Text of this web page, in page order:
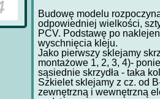
Budowę modelu
odpowiedniej wielkości,
PCV. Podstawę po
wyschnięcia kleju.
Jako pierwszy sklejamy
montażowe 1, 2, 3, 4)-
sąsiednie skrzydła - taka
Szkielet sklejamy z cz. od
zewnętrzną i wewnętrzną